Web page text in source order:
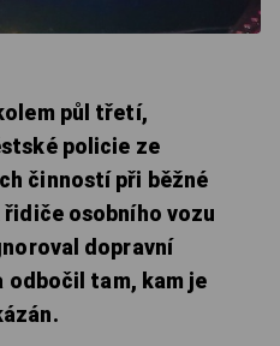
půl třetí,
policie ze
činností při běžné
osobního vozu
dopravní
odbočil tam, kam je